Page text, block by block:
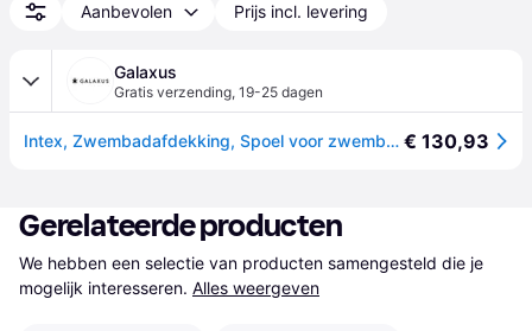
Aanbevolen Prijs incl. levering
Galaxus
Gratis verzending, 19-25 dagen
Intex, Zwembadafdekking, Spoel voor zwembadafdekking (488 x 274cm) € 130,93
Gerelateerde producten
We hebben een selectie van producten samengesteld die je
mogelijk interesseren. Alles weergeven